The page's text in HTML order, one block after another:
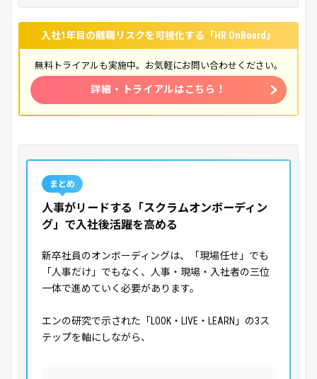
入社1年目の離職リスクを可視化する「HR OnBoard」
無料トライアルも実施中。お気軽にお問い合わせください。
詳細・トライアルはこちら！
まとめ
人事がリードする「スクラムオンボーディン
グ」で入社後活躍を高める
新卒社員のオンボーディングは、「現場任せ」でも
「人事だけ」でもなく、人事・現場・入社者の三位
一体で進めていく必要があります。
エンの研究で示された「LOOK・LIVE・LEARN」の3ス
テップを軸にしながら、